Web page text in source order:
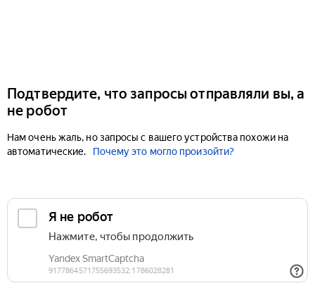
Подтвердите, что запросы отправляли вы, а
не робот
Нам очень жаль, но запросы с вашего устройства похожи на
автоматические.
Почему это могло произойти?